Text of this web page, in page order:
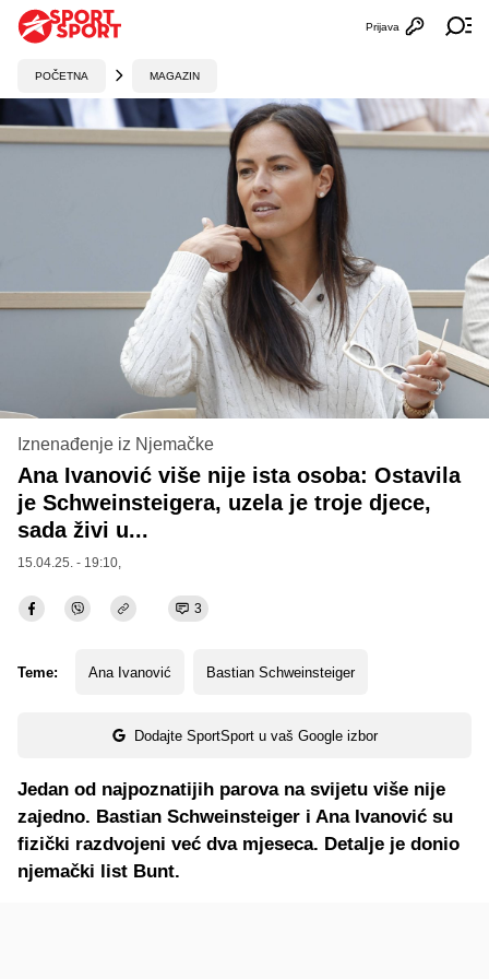
Otvori
Prijava
POČETNA MAGAZIN
Iznenađenje iz Njemačke
Ana Ivanović više nije ista osoba: Ostavila
je Schweinsteigera, uzela je troje djece,
sada živi u...
15.04.25. - 19:10,
3
Teme: Ana Ivanović Bastian Schweinsteiger
Dodajte SportSport u vaš Google izbor
Jedan od najpoznatijih parova na svijetu više nije
zajedno. Bastian Schweinsteiger i Ana Ivanović su
fizički razdvojeni već dva mjeseca. Detalje je donio
njemački list Bunt.